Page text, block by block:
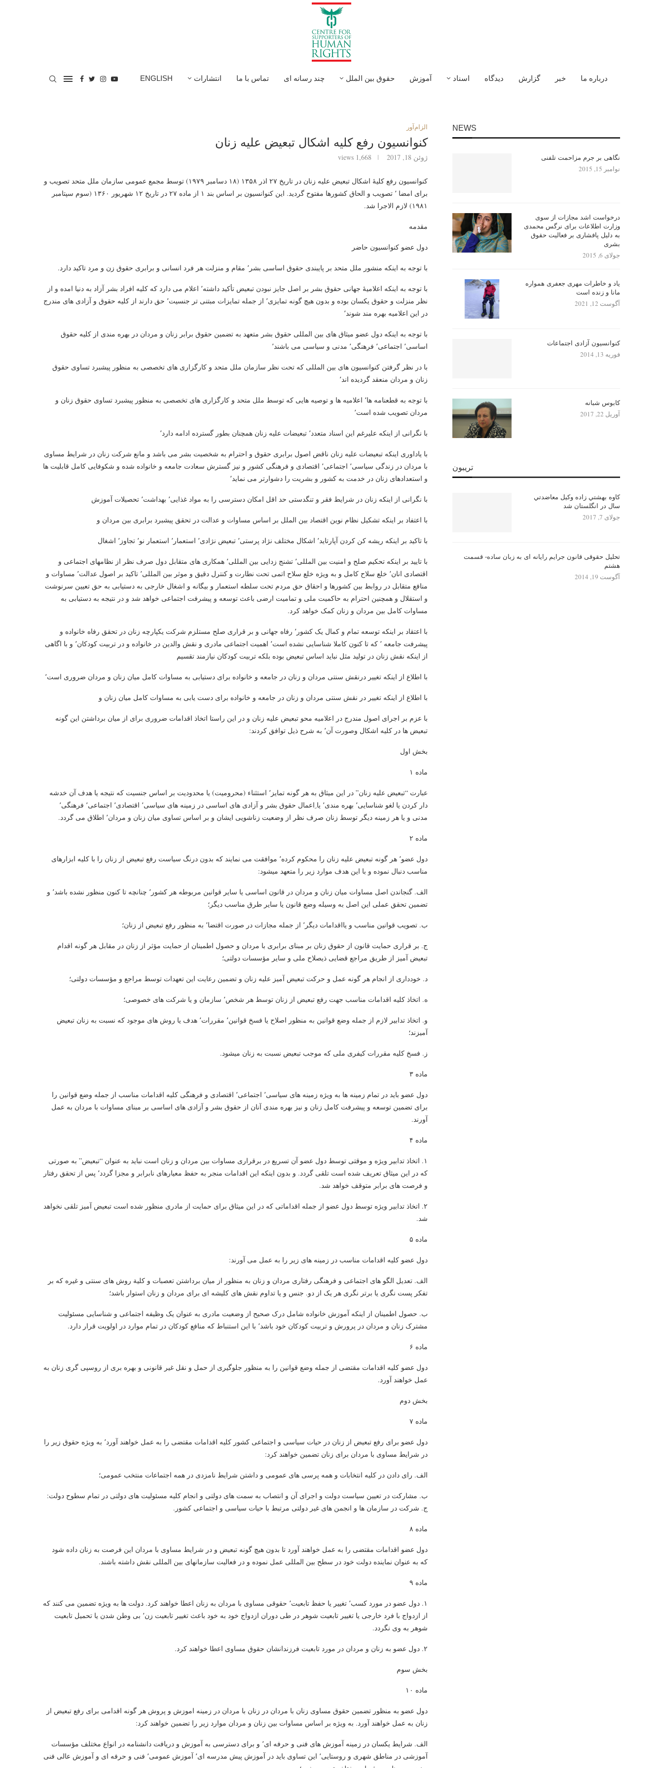
درباره ما خبر گزارش دیدگاه اسناد آموزش حقوق بین الملل چند رسانه ای تماس با ما انتشارات ENGLISH
الزام‌آور
کنوانسیون رفع کلیه اشکال تبعیض علیه زنان
ژوئن 18, 2017 1,668
views
کنوانسیون رفع کلیۀ اشکال تبعیض علیه زنان در تاریخ ۲۷ اذر ۱۳۵۸ (۱۸ دسامبر ۱۹۷۹) توسط مجمع عمومی سازمان ملل متحد تصویب و
برای امضا ٬ تصویب و الحاق کشورها مفتوح گردید. این کنوانسیون بر اساس بند ۱ از ماده ۲۷ در تاریخ ۱۲ شهریور ۱۳۶۰ (سوم سپتامبر
۱۹۸۱) لازم الاجرا شد.
مقدمه
دول عضو کنوانسیون حاضر
با توجه به اینکه منشور ملل متحد بر پایبندی حقوق اساسی بشر٬ مقام و منزلت هر فرد انسانی و برابری حقوق زن و مرد تاکید دارد.
با توجه به اینکه اعلامیۀ جهانی حقوق بشر بر اصل جایز نبودن تبعیض تأکید داشته٬ اعلام می دارد که کلیه افراد بشر آزاد به دنیا امده و از
نظر منزلت و حقوق یکسان بوده و بدون هیچ گونه تمایزی٬ از جمله تمایزات مبتنی تر جنسیت٬ حق دارند از کلیه حقوق و آزادی های مندرج
در این اعلامیه بهره مند شوند٬
با توجه به اینکه دول عضو میثاق های بین المللی حقوق بشر متعهد به تضمین حقوق برابر زنان و مردان در بهره مندی از کلیه حقوق
اساسی٬ اجتماعی٬ فرهنگی٬ مدنی و سیاسی می باشند٬
با در نظر گرفتن کنوانسیون های بین المللی که تحت نظر سازمان ملل متحد و کارگزاری های تخصصی به منظور پیشبرد تساوی حقوق
زنان و مردان منعقد گردیده اند٬
با توجه به قطعنامه ها٬ اعلامیه ها و توصیه هایی که توسط ملل متحد و کارگزاری های تخصصی به منظور پیشبرد تساوی حقوق زنان و
مردان تصویب شده است٬
با نگرانی از اینکه علیرغم این اسناد متعدد٬ تبعیضات علیه زنان همچنان بطور گسترده ادامه دارد٬
با یاداوری اینکه تبعیضات علیه زنان ناقض اصول برابری حقوق و احترام به شخصیت بشر می باشد و مانع شرکت زنان در شرایط مساوی
با مردان در زندگی سیاسی٬ اجتماعی٬ اقتصادی و فرهنگی کشور و نیز گسترش سعادت جامعه و خانواده شده و شکوفایی کامل قابلیت ها
و استعدادهای زنان در خدمت به کشور و بشریت را دشوارتر می نماید٬
با نگرانی از اینکه زنان در شرایط فقر و تنگدستی حد اقل امکان دسترسی را به مواد غذایی٬ بهداشت٬ تحصیلات آموزش
با اعتفاد بر اینکه تشکیل نظام نوین اقتصاد بین الملل بر اساس مساوات و عدالت در تحقق پیشبرد برابری بین مردان و
با تاکید بر اینکه ریشه کن کردن آپارتاید٬ اشکال مختلف نژاد پرستی٬ تبعیض نژادی٬ استعمار٬ استعمار نو٬ تجاوز٬ اشغال
با تایید بر اینکه تحکیم صلح و امنیت بین المللی٬ تشنج زدایی بین المللی٬ همکاری های متقابل دول صرف نظر از نظامهای اجتماعی و
اقتصادی انان٬ خلع سلاح کامل و به ویژه خلع سلاح اتمی تحت نطارت و کنترل دقیق و موثر بین المللی٬ تاکید بر اصول عدالت٬ مساوات و
منافع متقابل در روابط بین کشورها و احقاق حق مردم تحت سلطه استعمار و بیگانه و اشغال خارجی به دستیابی به حق تعیین سرنوشت
و استقلال و همچنین احترام به حاکمیت ملی و تمامیت ارضی باعث توسعه و پیشرفت اجتماعی خواهد شد و در نتیجه به دستیابی به
مساوات کامل بین مردان و زنان کمک خواهد کرد.
با اعتقاد بر اینکه توسعه تمام و کمال یک کشور٬ رفاه جهانی و بر قراری صلح مستلزم شرکت یکپارچه زنان در تحقق رفاه خانواده و
پیشرفت جامعه ٬ که تا کنون کاملا شناسایی نشده است٬ اهمیت اجتماعی مادری و نقش والدین در خانواده و در تربیت کودکان٬ و با اگاهی
از اینکه نقش زنان در تولید مثل نباید اساس تبعیض بوده بلکه تربیت کودکان نیازمند تقسیم
با اطلاع از اینکه تغییر درنقش سنتی مردان و زنان در جامعه و خانواده برای دستیابی به مساوات کامل میان زنان و مردان ضروری است٬
با اطلاع از اینکه تغییر در نقش سنتی مردان و زنان در جامعه و خانواده برای دست یابی به مساوات کامل میان زنان و
با عزم بر اجرای اصول مندرج در اعلامیه محو تبعیض علیه زنان و در این راستا اتخاذ اقدامات ضروری برای از میان برداشتن این گونه
تبعیض ها در کلیه اشکال وصورت آن٬ به شرح ذیل توافق کردند:
بخش اول
ماده ۱
عبارت “تبعیض علیه زنان” در این میثاق به هر گونه تمایز٬ استثناء (محرومیت) یا محدودیت بر اساس جنسیت که نتیجه یا هدف آن خدشه
دار کردن یا لغو شناسایی٬ بهره مندی٬ یا ِاعمال حقوق بشر و آزادی های اساسی در زمینه های سیاسی٬ اقتصادی٬ اجتماعی٬ فرهنگی٬
مدنی و یا هر زمینه دیگر توسط زنان صرف نظر از وضعیت زناشویی ایشان و بر اساس تساوی میان زنان و مردان٬ اطلاق می گردد.
ماده ۲
دول عضو٬ هر گونه تبعیض علیه زنان را محکوم کرده٬ موافقت می نمایند که بدون درنگ سیاست رفع تبعیض از زنان را با کلیه ابزارهای
مناسب دنبال نموده و با این هدف موارد زیر را متعهد میشود:
الف. گنجاندن اصل مساوات میان زنان و مردان در قانون اساسی یا سایر قوانین مربوطه هر کشور٬ چنانچه تا کنون منظور نشده باشد٬ و
تضمین تحقق عملی این اصل به وسیله وضع قانون یا سایر طرق مناسب دیگر؛
ب. تصویب قوانین مناسب و یااقدامات دیگر٬ از جمله مجازات در صورت اقتضا٬ به منظور رفع تبعیض از زنان؛
ج. بر قراری حمایت قانون از حقوق زنان بر مبنای برابری با مردان و حصول اطمینان از حمایت مؤثر از زنان در مقابل هر گونه اقدام
تبعیض آمیز از طریق مراجع قضایی ذیصلاح ملی و سایر مؤسسات دولتی؛
د. خودداری از انجام هر گونه عمل و حرکت تبعیض آمیز علیه زنان و تضمین رعایت این تعهدات توسط مراجع و مؤسسات دولتی؛
ه. اتخاذ کلیه اقدامات مناسب جهت رفع تبعیض از زنان توسط هر شخص٬ سازمان و یا شرکت های خصوصی؛
و. اتخاذ تدابیر لازم از جمله وضع قوانین به منظور اصلاح یا فسخ قوانین٬ مقررات٬ هدف یا روش های موجود که نسبت به زنان تبعیض
آمیزند؛
ز. فسخ کلیه مقررات کیفری ملی که موجب تبعیض نسبت به زنان میشود.
ماده ۳
دول عضو باید در تمام زمینه ها به ویژه زمینه های سیاسی٬ اجتماعی٬ اقتصادی و فرهنگی کلیه اقدامات مناسب از جمله وضع قوانین را
برای تضمین توسعه و پیشرفت کامل زنان و نیز بهره مندی آنان از حقوق بشر و آزادی های اساسی بر مبنای مساوات با مردان به عمل
آورند.
ماده ۴
۱. اتخاذ تدابیر ویژه و موقتی توسط دول عضو آن تسریع در برقراری مساوات بین مردان و زنان است نباید به عنوان “تبعیض” به صورتی
که در این میثاق تعریف شده است تلقی گردد. و بدون اینکه این اقدامات منجر به حفظ معیارهای نابرابر و مجزا گردد٬ پس از تحقق رفتار
و فرصت های برابر متوقف خواهد شد.
۲. اتخاذ تدابیر ویژه توسط دول عضو از جمله اقداماتی که در این میثاق برای حمایت از مادری منظور شده است تبعیض آمیز تلقی نخواهد
شد.
ماده ۵
دول عضو کلیه اقدامات مناسب در زمینه های زیر را به عمل می آورند:
الف. تعدیل الگو های اجتماعی و فرهنگی رفتاری مردان و زنان به منظور از میان برداشتن تعصبات و کلیة روش های سنتی و غیره که بر
تفکر پست نگری یا برتر نگری هر یک از دو. جنس و یا تداوم نقش های کلیشه ای برای مردان و زنان استوار باشد؛
ب. حصول اطمینان از اینکه آموزش خانواده شامل درک صحیح از وضعیت مادری به عنوان یک وظیفه اجتماعی و شناسایی مسئولیت
مشترک زنان و مردان در پرورش و تربیت کودکان خود باشد٬ با این استنباط که منافع کودکان در تمام موارد در اولویت قرار دارد.
ماده ۶
دول عضو کلیه اقدامات مقتضی از جمله وضع قوانین را به منظور جلوگیری از حمل و نقل غیر قانونی و بهره بری از روسپی گری زنان به
عمل خواهند آورد.
بخش دوم
ماده ۷
دول عضو برای رفع تبعیض از زنان در حیات سیاسی و اجتماعی کشور کلیه اقدامات مقتضی را به عمل خواهند آورد٬ به ویژه حقوق زیر را
در شرایط مساوی با مردان برای زنان تضمین خواهند کرد:
الف. رای دادن در کلیه انتخابات و همه پرسی های عمومی و داشتن شرایط نامزدی در همه اجتماعات منتخب عمومی؛
ب. مشارکت در تعیین سیاست دولت و اجرای آن و انتصاب به سمت های دولتی و انجام کلیه مسئولیت های دولتی در تمام سطوح دولت:
ج. شرکت در سازمان ها و انجمن های غیر دولتی مرتبط با حیات سیاسی و اجتماعی کشور.
ماده ۸
دول عضو اقدامات مقتضی را به عمل خواهند آورد تا بدون هیچ گونه تبعیض و در شرایط مساوی با مردان این فرصت به زنان داده شود
که به عنوان نماینده دولت خود در سطح بین المللی عمل نموده و در فعالیت سازمانهای بین المللی نقش داشته باشند.
ماده ۹
۱. دول عضو در مورد کسب٬ تغییر یا حفظ تابعیت٬ حقوقی مساوی با مردان به زنان اعطا خواهند کرد. دولت ها به ویژه تضمین می کنند که
از ازدواج با فرد خارجی یا تغییر تابعیت شوهر در طی دوران ازدواج خود به خود باعث تغییر تابعیت زن٬ بی وطن شدن یا تحمیل تابعیت
شوهر به وی نگردد.
۲. دول عضو به زنان و مردان در مورد تابعیت فرزندانشان حقوق مساوی اعطا خواهند کرد.
بخش سوم
ماده ۱۰
دول عضو به منظور تضمین حقوق مساوی زنان با مردان در زنان با مردان در زمینه اموزش و پروش هر گونه اقدامی برای رفع تبعیض از
زنان به عمل خواهند آورد. به ویژه بر اساس مساوات بین زنان و مردان موارد زیر را تضمین خواهند کرد:
الف. شرایط یکسان در زمینه آموزش های فنی و حرفه ای٬ و برای دسترسی به آموزش و دریافت دانشنامه در انواع مختلف مؤسسات
آموزشی در مناطق شهری و روستایی٬ این تساوی باید در آموزش پیش مدرسه ای٬ آموزش عمومی٬ فنی و حرفه ای و آموزش عالی فنی
NEWS
نگاهی بر جرم مزاحمت تلفنی
نوامبر 15, 2015
درخواست اشد مجازات از سوی
وزارت اطلاعات برای نرگس محمدی
به دلیل پافشاری بر فعالیت حقوق
بشری
جولای 6, 2015
یاد و خاطرات مهری جعفری همواره
مانا و زنده است
آگوست 12, 2021
کنوانسیون آزادی اجتماعات
فوریه 13, 2014
کابوس شبانه
آوریل 22, 2017
تریبون
كاوه بهشتي زاده وكيل معاضدتي
سال در انگلستان شد
جولای 7, 2017
تحلیل حقوقی قانون جرایم رایانه ای به زبان ساده- قسمت
هشتم
آگوست 19, 2014